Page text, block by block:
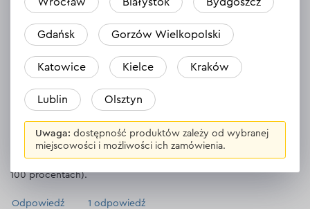
bardzo dobre i jakościowe.
Jakość na najwyższym poziomie
Odpowiedź 1 odpowiedź
Ruslan
26.10.2023
Drills fire. Wziąłem je specjalnie dla tego produktu, działały w
100 procentach).
Odpowiedź 1 odpowiedź
Gdańsk Gorzów Wielkopolski
Katowice Kielce Kraków
Lublin Olsztyn
Uwaga: dostępność produktów zależy od wybranej
miejscowości i możliwości ich zamówienia.